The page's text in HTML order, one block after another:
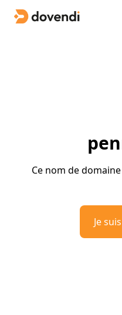
Ce nom de
Je